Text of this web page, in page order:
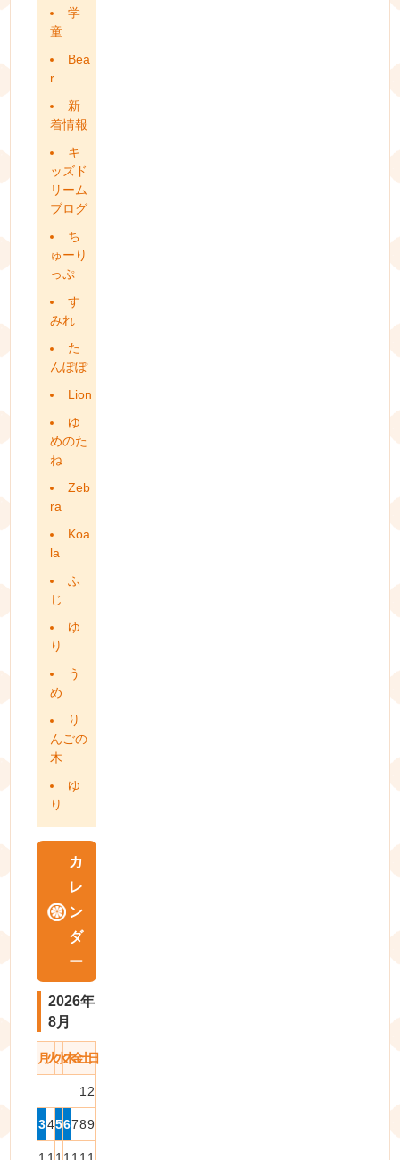
学
童
Bea
r
新
着情報
キ
ッズド
リーム
ブログ
ち
ゅーり
っぷ
す
みれ
た
んぽぽ
Lion
ゆ
めのた
ね
Zeb
ra
Koa
la
ふ
じ
ゆ
り
う
め
り
んごの
木
ゆ
り
カ
レ
ン
ダ
ー
2026年
8月
月火水木金土日
1 2
3456789